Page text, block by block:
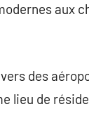
aux
des
lieu de